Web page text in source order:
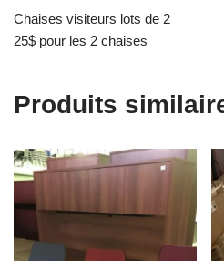
Chaises visiteurs lots de 2
25$ pour les 2 chaises
Produits